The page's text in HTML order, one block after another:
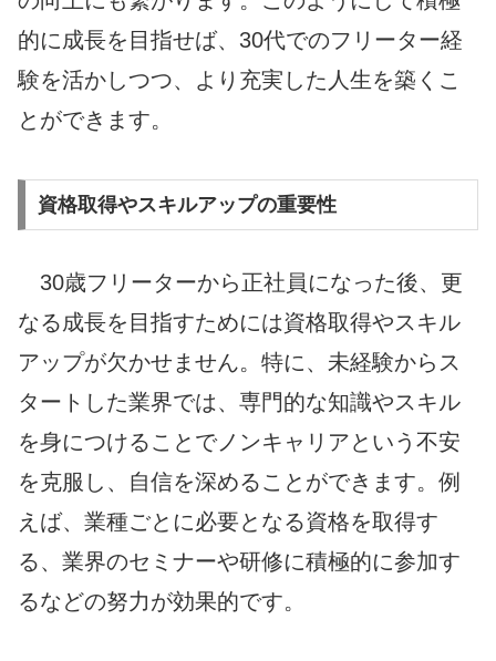
的に成長を目指せば、30代でのフリーター経
験を活かしつつ、より充実した人生を築くこ
とができます。
資格取得やスキルアップの重要性
30歳フリーターから正社員になった後、更
なる成長を目指すためには資格取得やスキル
アップが欠かせません。特に、未経験からス
タートした業界では、専門的な知識やスキル
を身につけることでノンキャリアという不安
を克服し、自信を深めることができます。例
えば、業種ごとに必要となる資格を取得す
る、業界のセミナーや研修に積極的に参加す
るなどの努力が効果的です。